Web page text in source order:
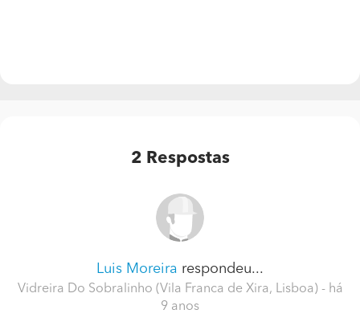
2 Respostas
Luis Moreira respondeu...
Vidreira Do Sobralinho (Vila Franca de Xira, Lisboa) - há
9 anos